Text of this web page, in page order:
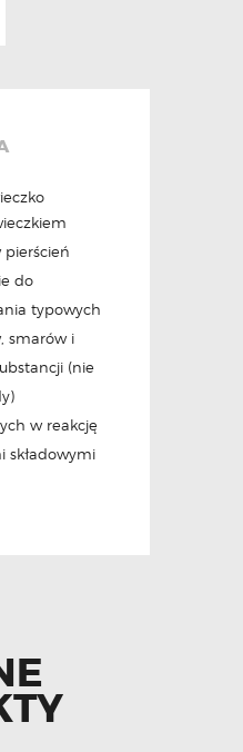
pierścień
do
typowych
smarów i
(nie
w reakcję
składowymi